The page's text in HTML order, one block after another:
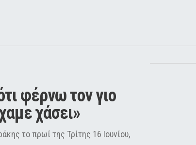
φέρνω τον γιο
χάσει»
το πρωί της Τρίτης 16 Ιουνίου,